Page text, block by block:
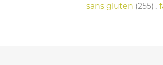
sans gluten (255) ,